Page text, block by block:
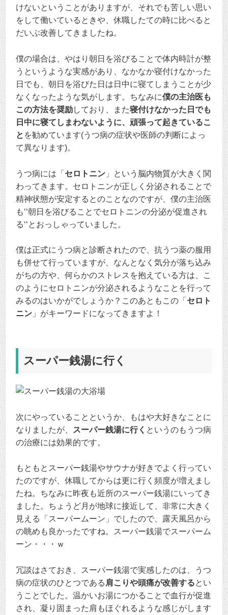
けないということがありますが、それでも苦しい思い
をして働いているときや、休職したての時に比べると
だいぶ改善してきましたね。
僕の場合は、やはり朝日を浴びることで体内時計が整
うというような実感があり、なかなか寝付けなかった
日でも、朝日を浴びた日は日中に寝てしまうことが少
なくなったような気がします。ちなみに僕の主治医も
この方法を奨励しており、また寝付けなかった日でも
日中に寝てしまわないように、頑張って起きているこ
と を勧めています(うつ病の症状や医師の判断によっ
て異なります)。
うつ病には「 セロトニン 」という脳内物質が大きく関
わってきます。セロトニンが正しく分泌されることで
精神状態が安定するとのことなのですが、僕の主治医
も‘‘朝日を浴びることでセロトニンの分泌が促進され
る‘‘とおっしゃっていました。
僕は正式にうつ病と診断されたので、抗うつ薬の服用
も併せて行っていますが、なんとなく気分が落ち込み
がちの方や、何らかのストレスを抱えている方は、こ
のようにセロトニンが分泌されるようなことを行って
みるのはいかがでしょうか？このあともこの「 セロト
ニン 」がキーワードになってきますよ！
スーパー銭湯に行く
次にやっていることというか、もはや大好きなことに
なりましたが、
スーパー銭湯に行く というのもうつ病
の治療には効果的です。
もともとスーパー銭湯やサウナが好きでよく行ってい
たのですが、休職してからは更に行く頻度が増えまし
たね。ちなみに昨夜も近所のスーパー銭湯にいってき
ました。ちょうど月が地球に接近して、非常に大きく
見える「スーパームーン」でしたので、露天風呂から
の眺めも良かったですね。スーパー銭湯でスーパーム
ーン・・・ｗ
冗談はさておき、スーパー銭湯で実感したのは、うつ
病の症状のひとつである 肩こりや頭痛が改善するとい
うことでした。温かいお湯につかることで血行が促進
され、凝り固まった肩もほぐれるような感じがします